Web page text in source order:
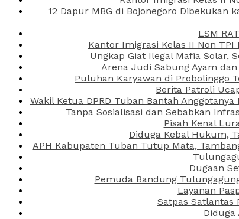
12 Dapur MBG di Bojonegoro Dibekukan
LSM
Kantor Imigrasi Kelas II Non
Ungkap Giat Ilegal Mafia Solar,
Arena Judi Sabung Ayam
Puluhan Karyawan di Probolinggo
Berita Patroli
Wakil Ketua DPRD Tuban Bantah
Tanpa Sosialisasi dan Sebabkan
Pisah Kenal
Diduga Kebal Hukum,
APH Kabupaten Tuban Tutup Mata,
Dugaan
Pemuda Bandung
Layanan
Satpas Satlantas
Diduga